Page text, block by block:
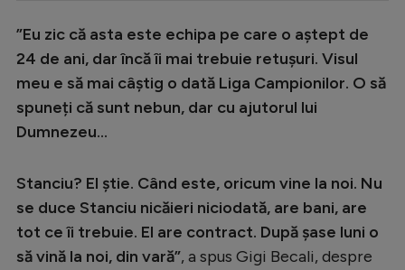
”Eu zic că asta este echipa pe care o aștept de
24 de ani, dar încă îi mai trebuie retușuri. Visul
meu e să mai câștig o dată Liga Campionilor. O să
spuneți că sunt nebun, dar cu ajutorul lui
Dumnezeu…
Stanciu? El știe. Când este, oricum vine la noi. Nu
se duce Stanciu nicăieri niciodată, are bani, are
tot ce îi trebuie. El are contract. După șase luni o
să vină la noi, din vară”, a spus Gigi Becali, despre